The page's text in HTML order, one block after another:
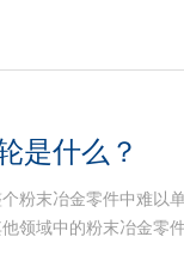
是什么？
粉末冶金零件中难以
领域中的粉末冶金零件